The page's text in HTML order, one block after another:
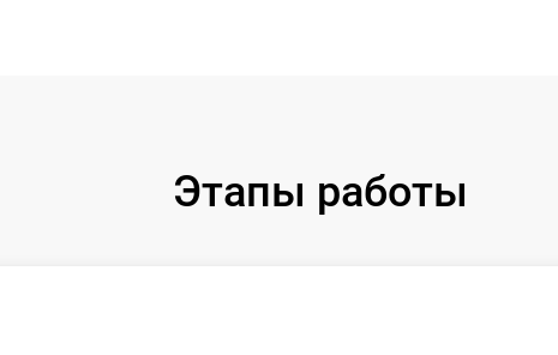
Этапы работы